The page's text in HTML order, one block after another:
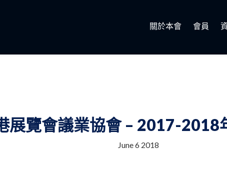
關於本會 會員
展覽會議業協會 – 2017-2018
June 6 2018